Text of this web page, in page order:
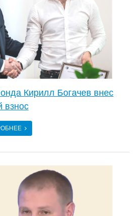
Кирилл Богачев внес
взнос